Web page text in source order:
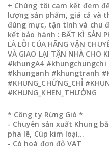
+ Chúng tôi cam kết đem
lượng sản phẩm, giá cả và
đúng mực, tận tình và chu
kết bảo hành : BẤT KÌ SẢN
LÀ LỖI CỦA HÃNG VẬN
VÀ GIAO LẠI TẬN NHÀ CHO
#khungA4
#khunganh #khungtranh
#KHUNG_CHỨNG_CHỈ
#KHUNG_KHEN_THƯỞNG
* Công ty Rừng Gió *
- Chuyên sản xuất Khung
pha lê, Cúp kim loại…
- Có hoá đơn đỏ VAT